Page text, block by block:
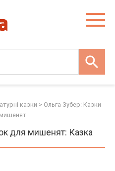
казки > Ольга Зубер: Казки
для мишенят: Казка